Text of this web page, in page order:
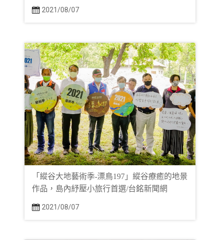
2021/08/07
「縱谷大地藝術季-漂鳥197」縱谷療癒的地景
作品，島內紓壓小旅行首選/台銘新聞網
2021/08/07